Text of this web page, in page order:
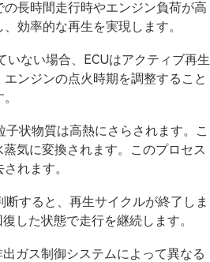
長時間走行時やエンジン負荷が高
効率的な再生を実現します。
ない場合、ECUはアクティブ再生
ンジンの点火時期を調整すること
状物質は高熱にさらされます。こ
気に変換されます。このプロセス
れます。
すると、再生サイクルが終了しま
した状態で走行を継続します。
ガス制御システムによって異なる